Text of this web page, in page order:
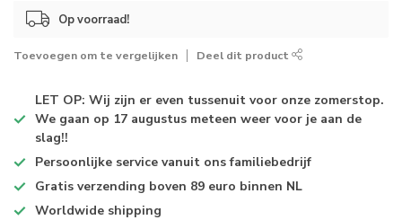
Op voorraad!
Toevoegen om te vergelijken Deel dit product
LET OP: Wij zijn er even tussenuit voor onze zomerstop.
We gaan op 17 augustus meteen weer voor je aan de
slag!!
Persoonlijke service vanuit ons familiebedrijf
Gratis verzending boven 89 euro binnen NL
Worldwide shipping